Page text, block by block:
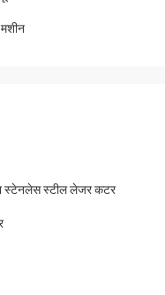
स्टेनलेस स्टील लेजर कटर